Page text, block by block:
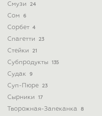
Смузи 24
Сом 6
Сорбет 4
Спагетти 23
Стейки 21
Субпродукты 135
Судак 9
Суп-Пюре 23
Сырники 17
Творожная-Запеканка 8